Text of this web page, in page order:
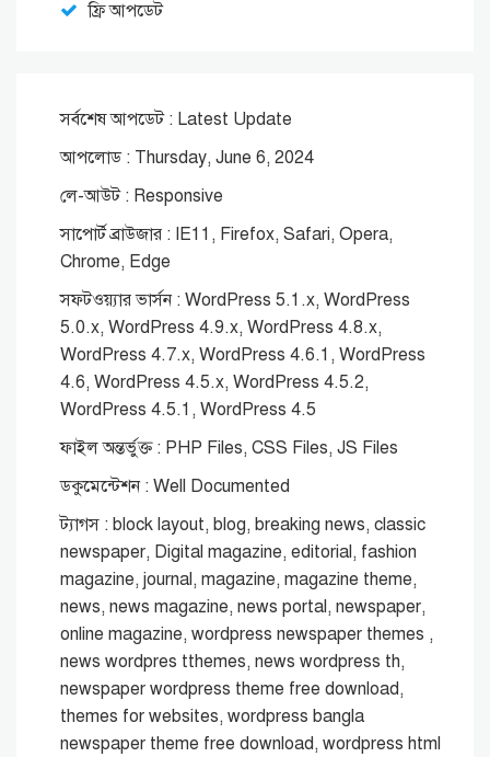
ফ্রি আপডেট
সর্বশেষ আপডেট : Latest Update
আপলোড : Thursday, June 6, 2024
লে-আউট : Responsive
সাপোর্ট ব্রাউজার : IE11, Firefox, Safari, Opera,
Chrome, Edge
সফটওয়্যার ভার্সন : WordPress 5.1.x, WordPress
5.0.x, WordPress 4.9.x, WordPress 4.8.x,
WordPress 4.7.x, WordPress 4.6.1, WordPress
4.6, WordPress 4.5.x, WordPress 4.5.2,
WordPress 4.5.1, WordPress 4.5
ফাইল অন্তর্ভুক্ত : PHP Files, CSS Files, JS Files
ডকুমেন্টেশন : Well Documented
ট্যাগস : block layout, blog, breaking news, classic
newspaper, Digital magazine, editorial, fashion
magazine, journal, magazine, magazine theme,
news, news magazine, news portal, newspaper,
online magazine, wordpress newspaper themes ,
news wordpres tthemes, news wordpress th,
newspaper wordpress theme free download,
themes for websites, wordpress bangla
newspaper theme free download, wordpress html